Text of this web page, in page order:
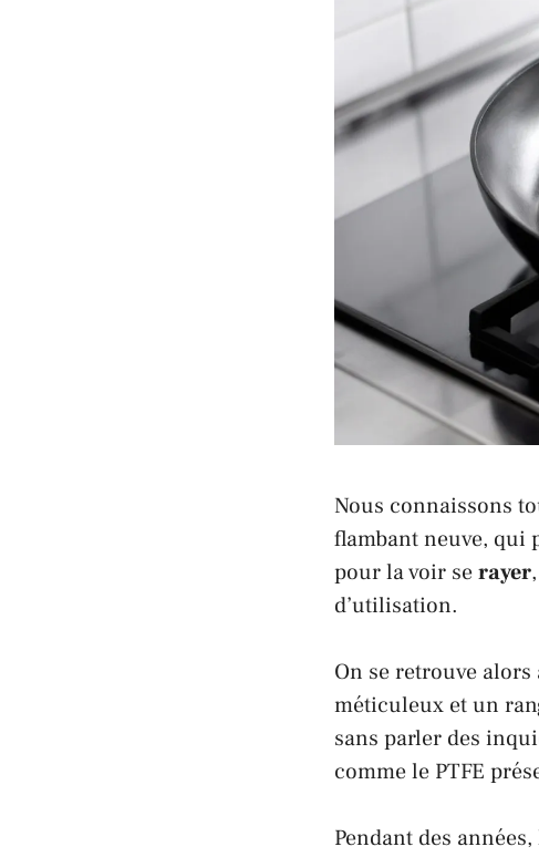
Nous connaissons
flambant neuve, qui
pour la voir serayer
d’utilisation.
On se retrouve
méticuleux et un
sans parler des
comme le PTFE
Pendant des